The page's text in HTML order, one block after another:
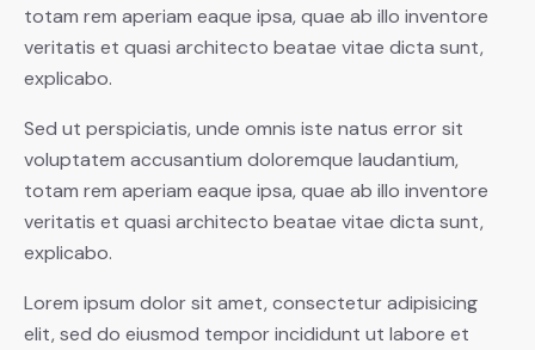
totam rem aperiam eaque ipsa, quae ab illo inventore
veritatis et quasi architecto beatae vitae dicta sunt,
explicabo.
Sed ut perspiciatis, unde omnis iste natus error sit
voluptatem accusantium doloremque laudantium,
totam rem aperiam eaque ipsa, quae ab illo inventore
veritatis et quasi architecto beatae vitae dicta sunt,
explicabo.
Lorem ipsum dolor sit amet, consectetur adipisicing
elit, sed do eiusmod tempor incididunt ut labore et